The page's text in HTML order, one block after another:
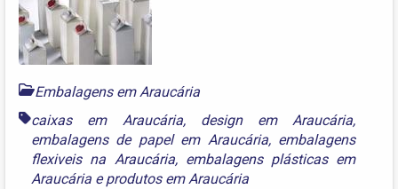
Embalagens em Araucária
caixas em Araucária, design em Araucária,
embalagens de papel em Araucária, embalagens
flexiveis na Araucária, embalagens plásticas em
Araucária eprodutos em Araucária